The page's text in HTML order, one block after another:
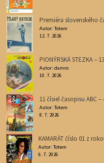
Premiéra slovenského
Autor: Totem
12. 7. 2026
PIONÝRSKÁ STEZKA –
Autor: damro
10. 7. 2026
11 čísiel časopisu ABC
Autor: Totem
8. 7. 2026
KAMARÁT číslo 01 z
Autor: Totem
6. 7. 2026